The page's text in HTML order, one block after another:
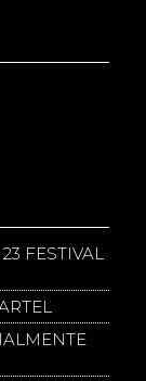
FESTIVAL